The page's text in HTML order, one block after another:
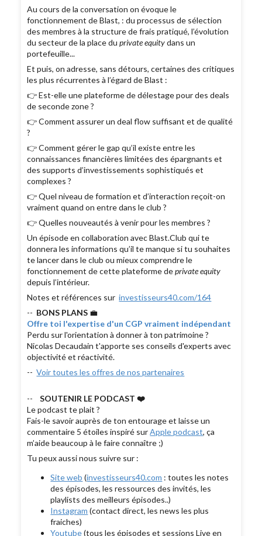
Au cours de la conversation on évoque le
fonctionnement de Blast, : du processus de sélection
des membres à la structure de frais pratiqué, l’évolution
du secteur de la place duprivate equitydans un
portefeuille...
Et puis, on adresse, sans détours, certaines des critiques
les plus récurrentes à l’égard de Blast :
👉 Est-elle une plateforme de délestage pour des deals
de seconde zone ?
👉 Comment assurer un deal flow suffisant et de qualité
?
👉 Comment gérer le gap qu’il existe entre les
connaissances financières limitées des épargnants et
des supports d’investissements sophistiqués et
complexes ?
👉 Quel niveau de formation et d’interaction reçoit-on
vraiment quand on entre dans le club ?
👉 Quelles nouveautés à venir pour les membres ?
Un épisode en collaboration avec Blast.Club qui te
donnera les informations qu’il te manque si tu souhaites
te lancer dans le club ou mieux comprendre le
fonctionnement de cette plateforme deprivate equity
depuis l’intérieur.
Notes et références sur investisseurs40.com/164
-- BONS PLANS 💼
Offre toi l'expertise d'un CGP vraiment indépendant
Perdu sur l'orientation à donner à ton patrimoine ?
Nicolas Decaudain t'apporte ses conseils d'experts avec
objectivité et réactivité.
--Voir toutes les offres de nos partenaires
--SOUTENIR LE PODCAST ❤️
Le podcast te plait ?
Fais-le savoir auprès de ton entourage et laisse un
commentaire 5 étoiles inspiré surApple podcast, ça
m’aide beaucoup à le faire connaître ;)
Tu peux aussi nous suivre sur :
Site web (investisseurs40.com : toutes les notes
des épisodes, les ressources des invités, les
playlists des meilleurs épisodes..)
Instagram (contact direct, les news les plus
fraiches)
Youtube(tous les épisodes et sessions Live en